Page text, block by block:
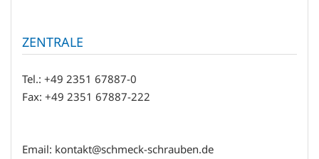
ZENTRALE
Tel.: +49 2351 67887-0
Fax: +49 2351 67887-222
Email: kontakt@schmeck-schrauben.de